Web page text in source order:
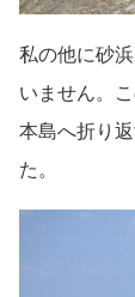
私の他に砂
いません。
本島へ折り
た。